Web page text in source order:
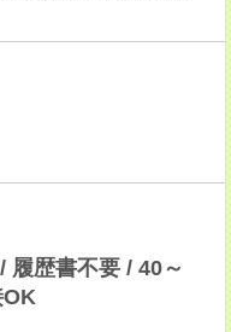
履歴書不要 / 40～
OK